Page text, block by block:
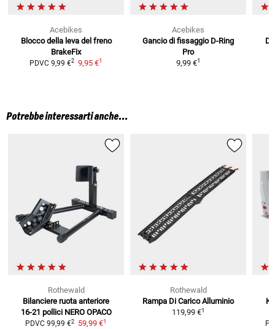
Acebikes
Blocco della leva del freno
BrakeFix
PDVC 9,99 €2 9,95 €1
Acebikes
Gancio di fissaggio D-Ring
Pro
9,99 €1
Potrebbe interessarti anche...
Rothewald
Bilanciere ruota anteriore
16-21 pollici NERO OPACO
PDVC 99,99 €2 59,99 €1
Rothewald
Rampa Di Carico Alluminio
119,99 €1